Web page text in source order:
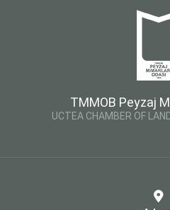
TMMOB Peyzaj
UCTEA CHAMBER OF